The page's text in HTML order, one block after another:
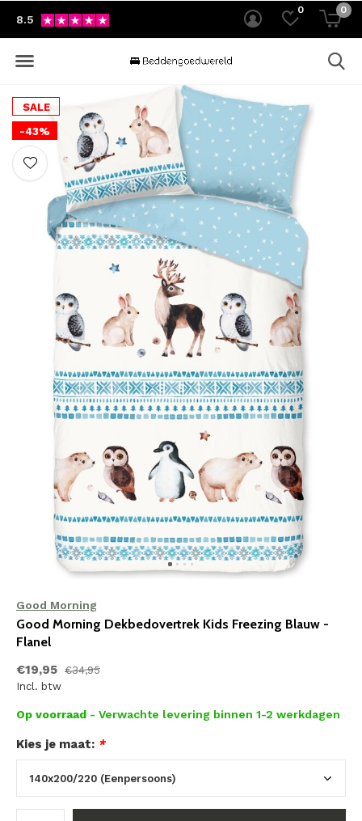
0 0
8.5
SALE
-43%
Good Morning
Good Morning Dekbedovertrek Kids Freezing Blauw -
Flanel
€19,95 €34,95
Incl. btw
Op voorraad - Verwachte levering binnen 1-2 werkdagen
Kies je maat: *